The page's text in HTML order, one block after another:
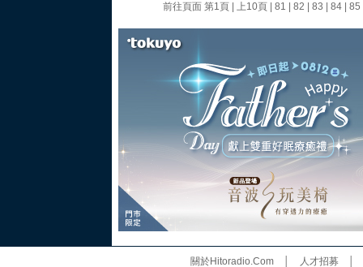
前往頁面 第1頁 上10頁 81 82 83 84 85
關於Hitoradio.Com│ 人才招募